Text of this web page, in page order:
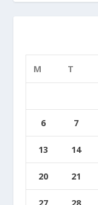
M T
6 7
13 14
20 21